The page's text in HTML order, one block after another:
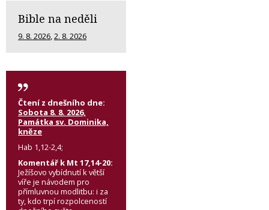
Bible na neděli
9. 8. 2026,2. 8. 2026
Čtení z dnešního dne:
Sobota 8. 8. 2026,
Památka sv. Dominika,
kněze
Hab 1,12-2,4;
Komentář k Mt 17,14-20:
Ježíšovo vybídnutí k větší
víře je návodem pro
přímluvnou modlitbu: i za
ty, kdo trpí rozpolceností